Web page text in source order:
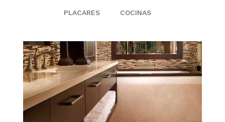
PLACARES COCINAS